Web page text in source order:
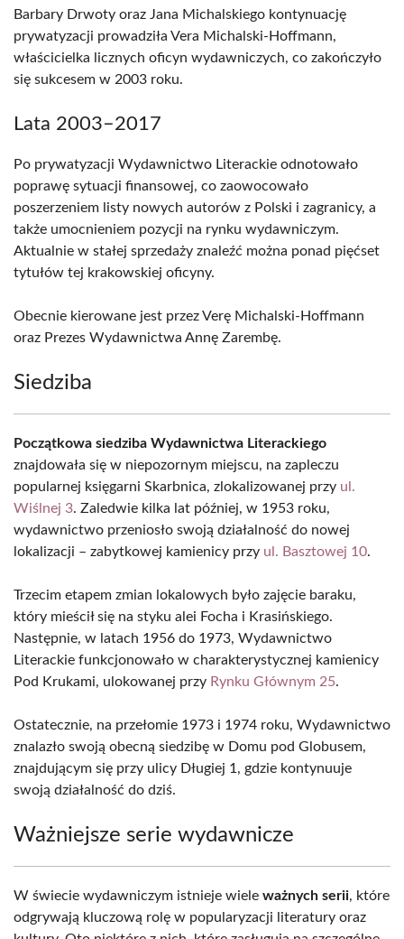
Barbary Drwoty oraz Jana Michalskiego kontynuację
prywatyzacji prowadziła Vera Michalski-Hoffmann,
właścicielka licznych oficyn wydawniczych, co zakończyło
się sukcesem w 2003 roku.
Lata 2003–2017
Po prywatyzacji Wydawnictwo Literackie odnotowało
poprawę sytuacji finansowej, co zaowocowało
poszerzeniem listy nowych autorów z Polski i zagranicy, a
także umocnieniem pozycji na rynku wydawniczym.
Aktualnie w stałej sprzedaży znaleźć można ponad pięćset
tytułów tej krakowskiej oficyny.
Obecnie kierowane jest przez Verę Michalski-Hoffmann
oraz Prezes Wydawnictwa Annę Zarembę.
Siedziba
Początkowa siedziba Wydawnictwa Literackiego
znajdowała się w niepozornym miejscu, na zapleczu
popularnej księgarni Skarbnica, zlokalizowanej przy ul.
Wiślnej 3. Zaledwie kilka lat później, w 1953 roku,
wydawnictwo przeniosło swoją działalność do nowej
lokalizacji – zabytkowej kamienicy przy ul. Basztowej 10.
Trzecim etapem zmian lokalowych było zajęcie baraku,
który mieścił się na styku alei Focha i Krasińskiego.
Następnie, w latach 1956 do 1973, Wydawnictwo
Literackie funkcjonowało w charakterystycznej kamienicy
Pod Krukami, ulokowanej przy Rynku Głównym 25.
Ostatecznie, na przełomie 1973 i 1974 roku, Wydawnictwo
znalazło swoją obecną siedzibę w Domu pod Globusem,
znajdującym się przy ulicy Długiej 1, gdzie kontynuuje
swoją działalność do dziś.
Ważniejsze serie wydawnicze
W świecie wydawniczym istnieje wiele ważnych serii, które
odgrywają kluczową rolę w popularyzacji literatury oraz